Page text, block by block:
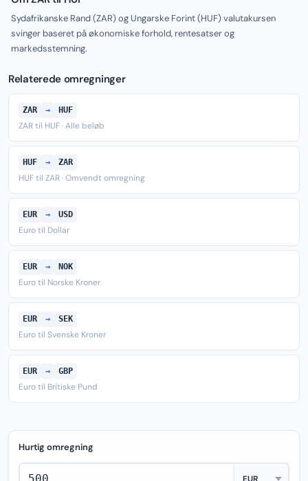
Sydafrikanske Rand (ZAR) og Ungarske Forint (HUF) valutakursen
svinger baseret på økonomiske forhold, rentesatser og
markedsstemning.
Relaterede omregninger
ZAR → HUF
ZAR til HUF · Alle beløb
HUF → ZAR
HUF til ZAR · Omvendt omregning
EUR → USD
Euro til Dollar
EUR → NOK
Euro til Norske Kroner
EUR → SEK
Euro til Svenske Kroner
EUR → GBP
Euro til Britiske Pund
Hurtig omregning